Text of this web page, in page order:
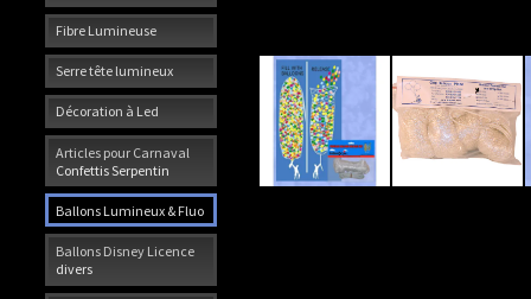
Fibre Lumineuse
Serre tête lumineux
Décoration à Led
Articles pour Carnaval
Confettis Serpentin
Ballons Lumineux & Fluo
Ballons Disney Licence
divers